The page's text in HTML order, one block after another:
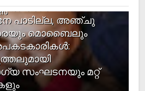
താഴെ സ്‌ക്രീന്‍
പാടില്ല, അഞ്ചു
മൊബൈലും
സംഘടനയും മറ്റ്